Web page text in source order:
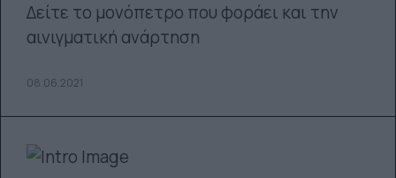
Δείτε το μονόπετρο που φοράει και την
αινιγματική ανάρτηση
08.06.2021